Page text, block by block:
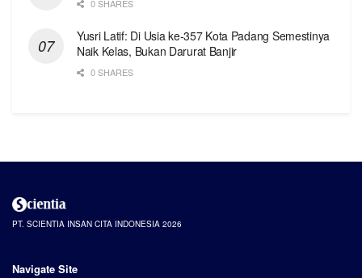
0 SHARES
Yusri Latif: Di Usia ke-357 Kota Padang Semestinya
Naik Kelas, Bukan Darurat Banjir
0 SHARES
PT. SCIENTIA INSAN CITA INDONESIA 2026
Navigate Site